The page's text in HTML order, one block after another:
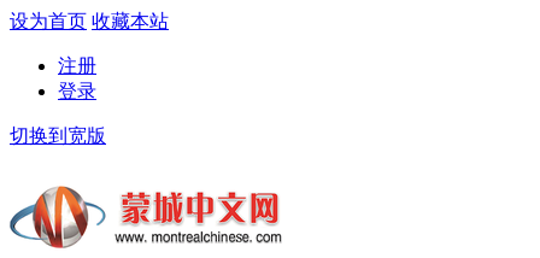
设为首页 收藏本站
注册
登录
切换到宽版